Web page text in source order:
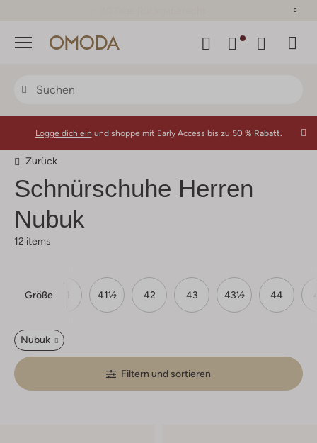
Menü
Logge dich ein und shoppe mit Early Access bis zu 50 % Rabatt.
Zurück
Schnürschuhe Herren
Nubuk
12 items
Größe
40 41½ 42 43 43½ 44
Nubuk
Filtern und sortieren